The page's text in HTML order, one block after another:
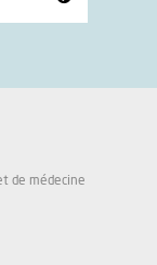
de médecine